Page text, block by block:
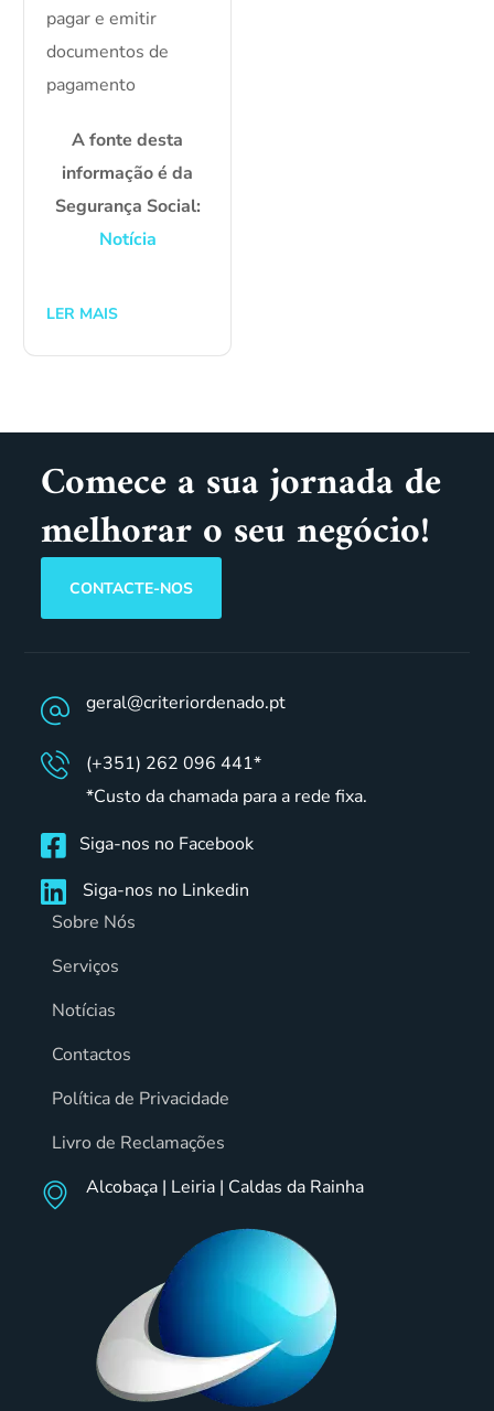
pagar e emitir
documentos de
pagamento
A fonte desta
informação é da
Segurança Social:
Notícia
LER MAIS
Comece a sua jornada de
melhorar o seu negócio!
CONTACTE-NOS
geral@criteriordenado.pt
(+351) 262 096 441*
*Custo da chamada para a rede fixa.
Siga-nos no Facebook
Siga-nos no Linkedin
Sobre Nós
Serviços
Notícias
Contactos
Política de Privacidade
Livro de Reclamações
Alcobaça | Leiria | Caldas da Rainha